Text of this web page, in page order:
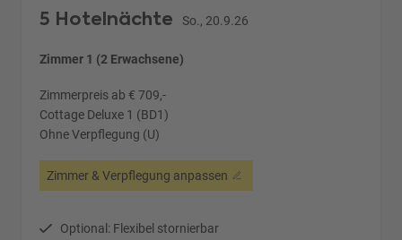
5 Hotelnächte So., 20.9.26
Zimmer 1 (2 Erwachsene)
Zimmerpreis ab € 709,-
Cottage Deluxe 1 (BD1)
Ohne Verpflegung (U)
Zimmer & Verpflegung anpassen
Optional: Flexibel stornierbar